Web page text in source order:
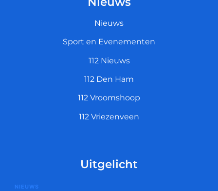
Nieuws
Sport en Evenementen
112 Nieuws
112 Den Ham
112 Vroomshoop
112 Vriezenveen
Uitgelicht
NIEUWS